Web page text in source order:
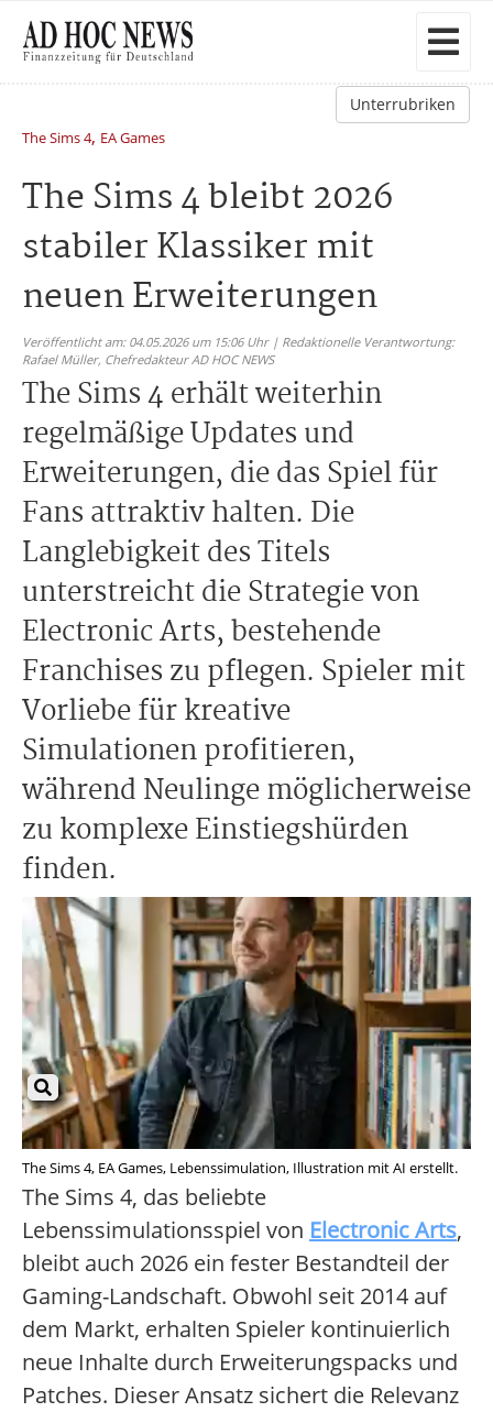
Unterrubriken
The Sims 4, EA Games
The Sims 4 bleibt 2026
stabiler Klassiker mit
neuen Erweiterungen
Veröffentlicht am: 04.05.2026 um 15:06 Uhr | Redaktionelle Verantwortung:
Rafael Müller, Chefredakteur AD HOC NEWS
The Sims 4 erhält weiterhin
regelmäßige Updates und
Erweiterungen, die das Spiel für
Fans attraktiv halten. Die
Langlebigkeit des Titels
unterstreicht die Strategie von
Electronic Arts, bestehende
Franchises zu pflegen. Spieler mit
Vorliebe für kreative
Simulationen profitieren,
während Neulinge möglicherweise
zu komplexe Einstiegshürden
finden.
The Sims 4, EA Games, Lebenssimulation, Illustration mit AI erstellt.
The Sims 4, das beliebte
Lebenssimulationsspiel von Electronic Arts,
bleibt auch 2026 ein fester Bestandteil der
Gaming-Landschaft. Obwohl seit 2014 auf
dem Markt, erhalten Spieler kontinuierlich
neue Inhalte durch Erweiterungspacks und
Patches. Dieser Ansatz sichert die Relevanz